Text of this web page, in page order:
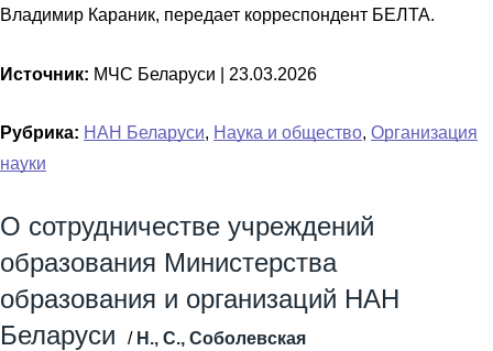
Владимир Караник, передает корреспондент БЕЛТА.
Источник: МЧС Беларуси | 23.03.2026
Рубрика: НАН Беларуси, Наука и общество, Организация
науки
О сотрудничестве учреждений
образования Министерства
образования и организаций НАН
Беларуси
/ Н., С., Соболевская